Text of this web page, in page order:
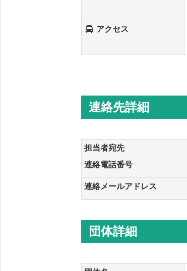
アクセス
連絡先詳細
担当者宛先
連絡電話番号
連絡メールアドレス
団体詳細